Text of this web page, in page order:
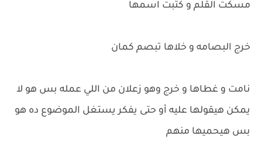
مسكت القلم و كتبت اسمها
خرج البصامه و خلاها تبصم كمان
نامت و غطاها و خرج وهو زعلان من اللي عمله بس هو لا
يمكن هيقولها عليه أو حتى يفكر يستغل الموضوع ده هو
بس هيحميها منهم